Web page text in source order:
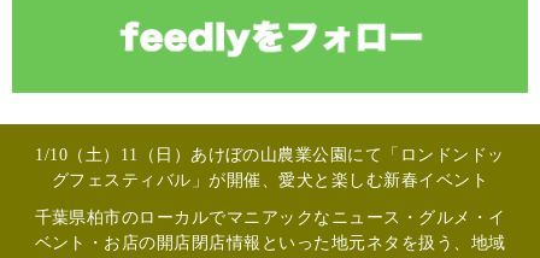
1/10（土）11（日）あけぼの山農業公園にて「ロンドンドッ
グフェスティバル」が開催、愛犬と楽しむ新春イベント
千葉県柏市のローカルでマニアックなニュース・グルメ・イ
ベント・お店の開店閉店情報といった地元ネタを扱う、地域